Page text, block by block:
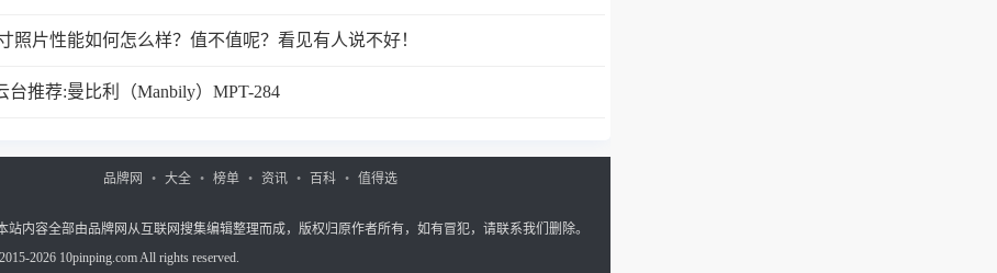
照片性能如何怎么样？值不值呢？看见有人说不好！
台推荐:曼比利（Manbily）MPT-284
品牌网 大全 榜单 资讯 百科 值得选
站内容全部由品牌网从互联网搜集编辑整理而成，版权归原作者所有，如有冒犯，请联系我们删除。
2026 10pinping.com All rights reserved.